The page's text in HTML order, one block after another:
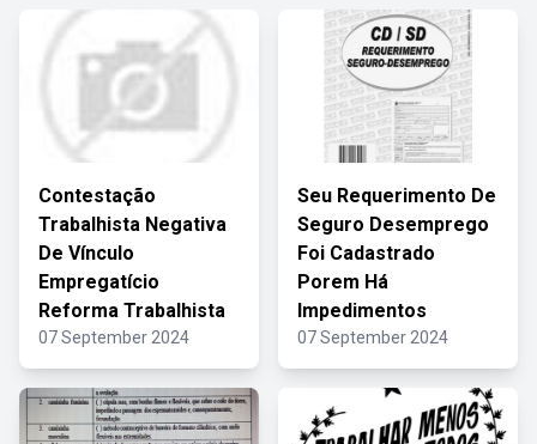
Contestação
Trabalhista Negativa
De Vínculo
Empregatício
Reforma Trabalhista
07 September 2024
Seu Requerimento De
Seguro Desemprego
Foi Cadastrado
Porem Há
Impedimentos
07 September 2024